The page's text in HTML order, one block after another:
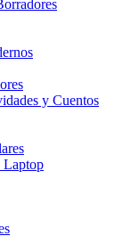
y Cuentos
Laptop